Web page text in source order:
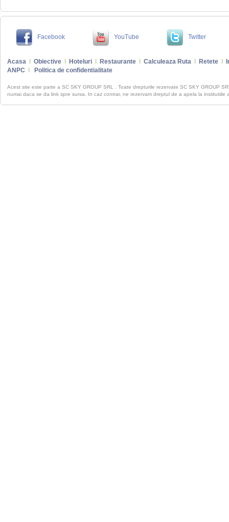
Facebook YouTube Twitter
Acasa Obiective Hoteluri Restaurante Calculeaza Ruta Retete
ANPC
Politica de confidentialitate
Acest site este parte a SC SKY GROUP SRL . Toate drepturile rezervate SC SKY GROUP
numai daca se da link spre sursa. In caz contrar, ne rezervam dreptul de a apela la institutiile